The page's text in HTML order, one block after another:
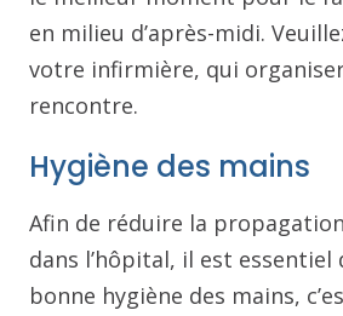
en milieu d’après-midi.
votre infirmière, qui
rencontre.
Hygiène des mains
Afin de réduire la
dans l’hôpital, il est essentiel
bonne hygiène des mains,